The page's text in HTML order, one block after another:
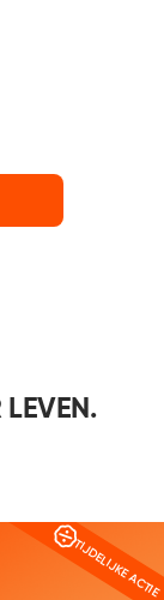
LEVEN.
TIJDELIJKE ACTIE